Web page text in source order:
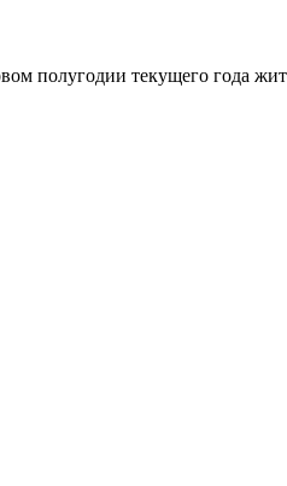
полугодии текущего года